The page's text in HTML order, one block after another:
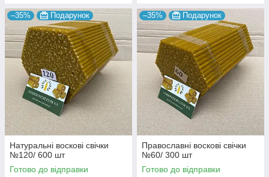
–35% Подарунок
Натуральні воскові свічки
№120/ 600 шт
Готово до відправки
–35% Подарунок
Православні воскові свічки
№60/ 300 шт
Готово до відправки